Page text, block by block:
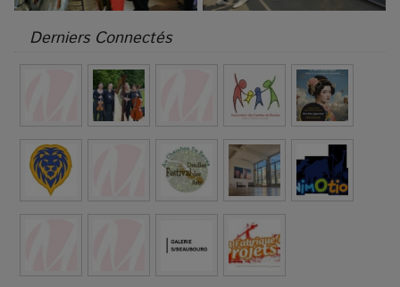
Derniers Connectés